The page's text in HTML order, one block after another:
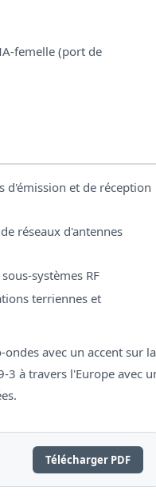
femelle (port de
d'émission et de réception
réseaux d'antennes
systèmes RF
terriennes et
avec un accent sur la
3 à travers l'Europe avec
Télécharger PDF